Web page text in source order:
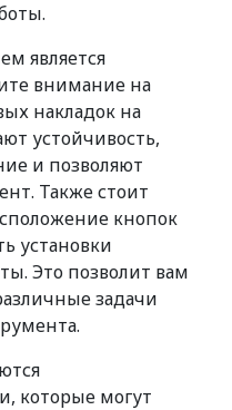
является
внимание на
накладок на
устойчивость,
и позволяют
Также стоит
кнопок
установки
Это позволит вам
задачи
которые могут